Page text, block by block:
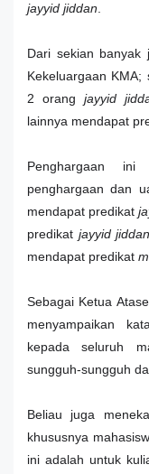
jayyid jiddan
Dari sekian banyak
Kekeluargaan
2 orangjayyid
lainnya mendapat
Penghargaan
penghargaan dan
mendapat predikat
predikat jayyid
mendapat predikat
Sebagai Ketua
menyampaikan
kepada seluruh
sungguh-sungguh
Beliau juga
khususnya
ini adalah untuk